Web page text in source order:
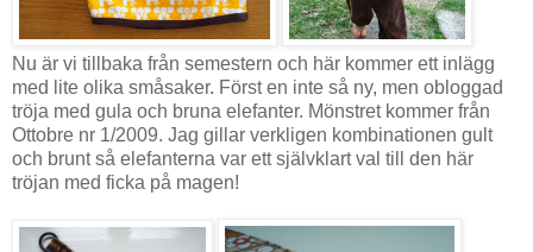
Nu är vi tillbaka från semestern och här kommer ett inlägg
med lite olika småsaker. Först en inte så ny, men obloggad
tröja med gula och bruna elefanter. Mönstret kommer från
Ottobre nr 1/2009. Jag gillar verkligen kombinationen gult
och brunt så elefanterna var ett självklart val till den här
tröjan med ficka på magen!